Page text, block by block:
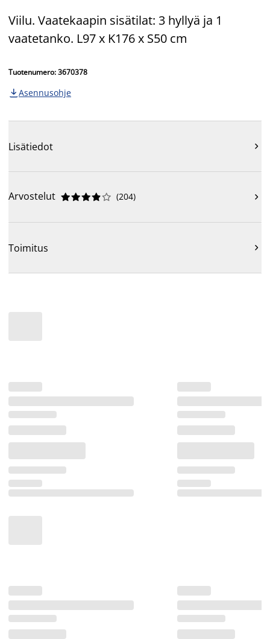
Viilu. Vaatekaapin sisätilat: 3 hyllyä ja 1
vaatetanko. L97 x K176 x S50 cm
Tuotenumero: 3670378
 Asennusohje
Lisätiedot 
Arvostelut 




 (204) 
Toimitus 